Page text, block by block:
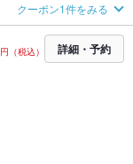
クーポン1件をみる
円（税込） 詳細・予約